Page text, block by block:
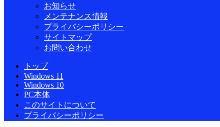
お知らせ
メンテナンス情報
プライバシーポリシー
サイトマップ
お問い合わせ
トップ
Windows 11
Windows 10
PC本体
このサイトについて
プライバシーポリシー